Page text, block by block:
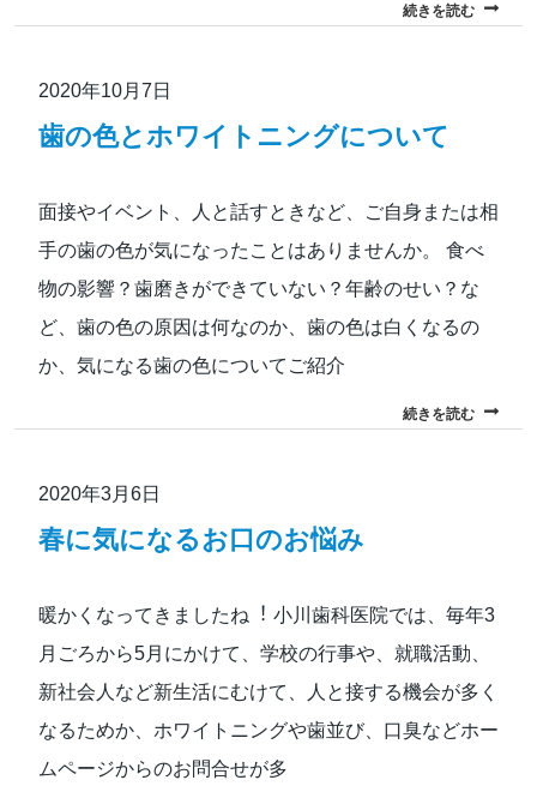
続きを読む
2020年10月7日
歯の色とホワイトニングについて
面接やイベント、人と話すときなど、ご自身または相
手の歯の色が気になったことはありませんか。 食べ
物の影響？歯磨きができていない？年齢のせい？な
ど、歯の色の原因は何なのか、歯の色は白くなるの
か、気になる歯の色についてご紹介
続きを読む
2020年3月6日
春に気になるお⼝のお悩み
暖かくなってきましたね︕ ⼩川⻭科医院では、毎年3
⽉ごろから5⽉にかけて、学校の⾏事や、就職活動、
新社会⼈など新⽣活にむけて、⼈と接する機会が多く
なるためか、ホワイトニングや⻭並び、⼝臭などホー
ムページからのお問合せが多